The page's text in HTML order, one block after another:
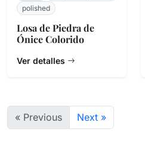
polished
Losa de Piedra de
Ónice Colorido
Ver detalles
« Previous Next »